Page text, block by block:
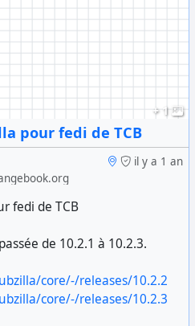
+ 1
pour fedi de TCB
il y a 1 an
fedi de TCB
de 10.2.1 à 10.2.3.
core/-/releases/10.2.2
core/-/releases/10.2.3